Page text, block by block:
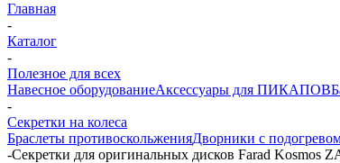
Главная
-
Каталог
-
Полезное для всех
Навесное оборудованиеАксессуары для ПИКАПОВ
-
Секретки на колеса
Браслеты противоскольженияДворники с
-Секретки для оригинальных дисков Farad Kosmos